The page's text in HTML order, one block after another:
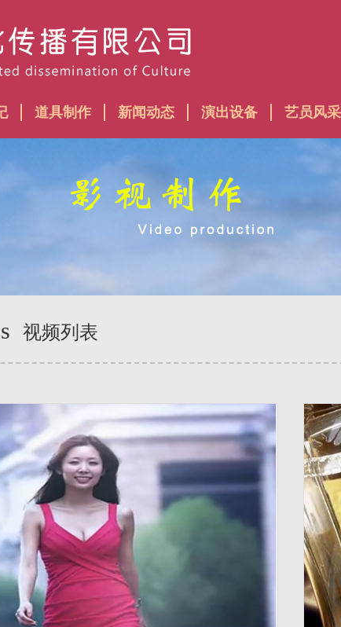
道具制作 新闻动态 演出设备 艺员风采
视频列表